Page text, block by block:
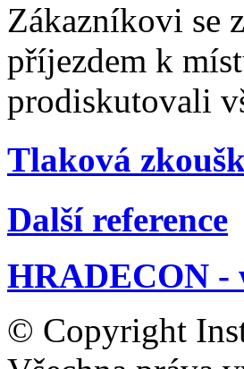
Zákazníkovi se
příjezdem k
prodiskutovali
Tlaková
Další reference
HRADECON -
© Copyright